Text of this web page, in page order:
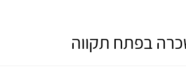
בפתח תקווה